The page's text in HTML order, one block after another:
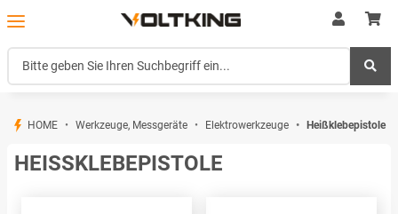
HOME Werkzeuge, Messgeräte Elektrowerkzeuge Heißklebepistole
HEISSKLEBEPISTOLE